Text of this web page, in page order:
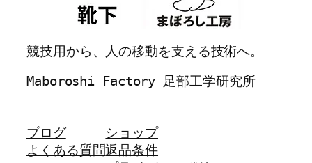
競技用から、人の移動を支える技術へ。
Maboroshi Factory 足部工学研究所
ブログ
よくある質問
ショップ
返品条件